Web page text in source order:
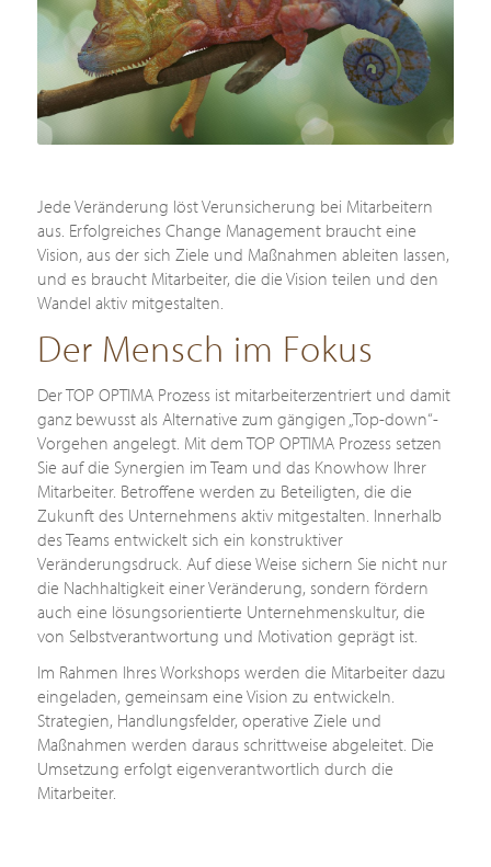
Jede Veränderung löst Verunsicherung bei Mitarbeitern
aus. Erfolgreiches Change Management braucht eine
Vision, aus der sich Ziele und Maßnahmen ableiten lassen,
und es braucht Mitarbeiter, die die Vision teilen und den
Wandel aktiv mitgestalten.
Der Mensch im Fokus
Der TOP OPTIMA Prozess ist mitarbeiterzentriert und damit
ganz bewusst als Alternative zum gängigen „Top-down“-
Vorgehen angelegt. Mit dem TOP OPTIMA Prozess setzen
Sie auf die Synergien im Team und das Knowhow Ihrer
Mitarbeiter. Betroffene werden zu Beteiligten, die die
Zukunft des Unternehmens aktiv mitgestalten. Innerhalb
des Teams entwickelt sich ein konstruktiver
Veränderungsdruck. Auf diese Weise sichern Sie nicht nur
die Nachhaltigkeit einer Veränderung, sondern fördern
auch eine lösungsorientierte Unternehmenskultur, die
von Selbstverantwortung und Motivation geprägt ist.
Im Rahmen Ihres Workshops werden die Mitarbeiter dazu
eingeladen, gemeinsam eine Vision zu entwickeln.
Strategien, Handlungsfelder, operative Ziele und
Maßnahmen werden daraus schrittweise abgeleitet. Die
Umsetzung erfolgt eigenverantwortlich durch die
Mitarbeiter.